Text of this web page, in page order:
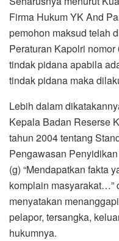
Firma Hukum YK And
pemohon maksud telah
Peraturan Kapolri
tindak pidana apabila
tindak pidana maka
Lebih dalam
Kepala Badan Reserse
tahun 2004 tentang
Pengawasan
(g) “Mendapatkan fakta
komplain masyarakat…”
menyatakan
pelapor, tersangka,
hukumnya.